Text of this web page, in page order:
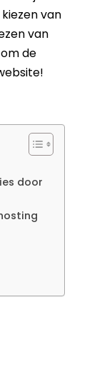
van
van
de
door